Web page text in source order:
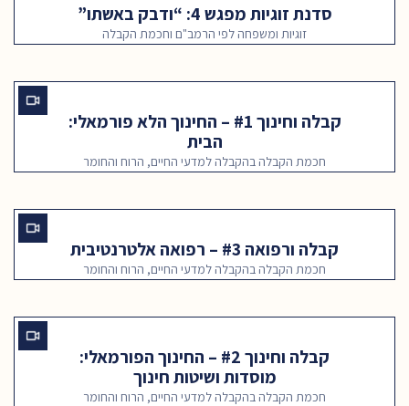
סדנת זוגיות מפגש 4: “ודבק באשתו”
זוגיות ומשפחה לפי הרמב"ם וחכמת הקבלה
קבלה וחינוך #1 – החינוך הלא פורמאלי:
הבית
חכמת הקבלה בהקבלה למדעי החיים, הרוח והחומר
קבלה ורפואה #3 – רפואה אלטרנטיבית
חכמת הקבלה בהקבלה למדעי החיים, הרוח והחומר
קבלה וחינוך #2 – החינוך הפורמאלי:
מוסדות ושיטות חינוך
חכמת הקבלה בהקבלה למדעי החיים, הרוח והחומר